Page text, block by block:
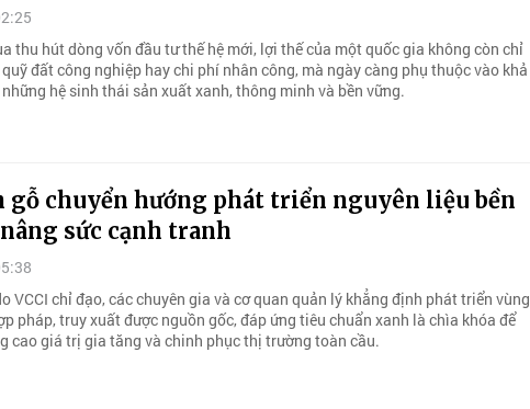
thu hút dòng vốn đầu tư thế hệ mới, lợi thế của một quốc gia không còn chỉ
đất công nghiệp hay chi phí nhân công, mà ngày càng phụ thuộc vào khả
hệ sinh thái sản xuất xanh, thông minh và bền vững.
gỗ chuyển hướng phát triển nguyên liệu bền
sức cạnh tranh
VCCI chỉ đạo, các chuyên gia và cơ quan quản lý khẳng định phát triển vùng
pháp, truy xuất được nguồn gốc, đáp ứng tiêu chuẩn xanh là chìa khóa để
cao giá trị gia tăng và chinh phục thị trường toàn cầu.